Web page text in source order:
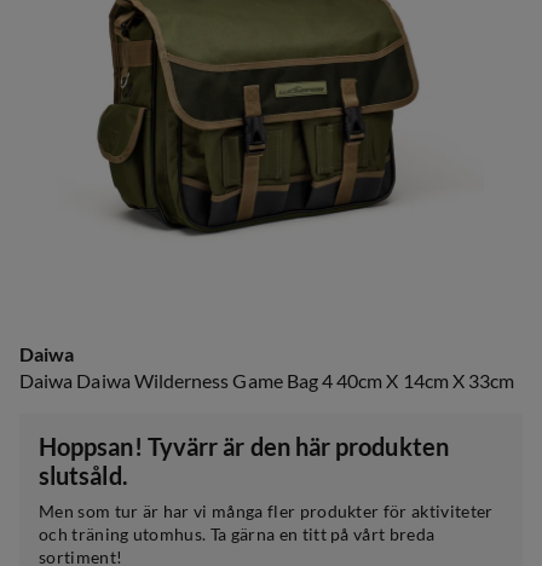
Daiwa
Daiwa Daiwa Wilderness Game Bag 4 40cm X 14cm X 33cm
Hoppsan! Tyvärr är den här produkten
slutsåld.
Men som tur är har vi många fler produkter för aktiviteter
och träning utomhus. Ta gärna en titt på vårt breda
sortiment!